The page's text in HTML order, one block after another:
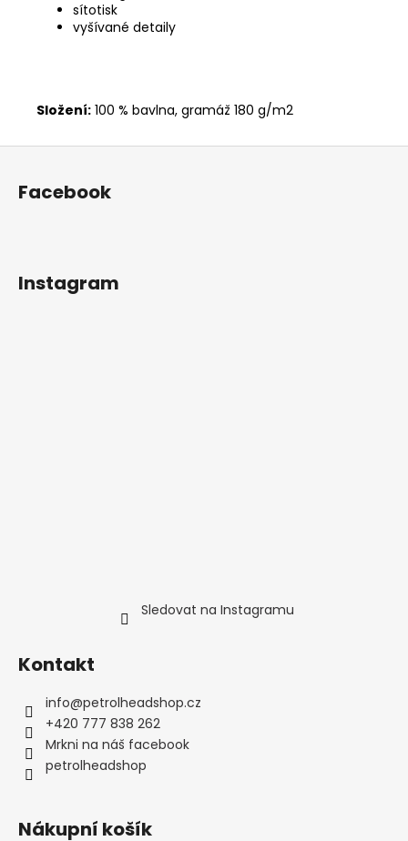
sítotisk
vyšívané detaily
Složení: 100 % bavlna, gramáž 180 g/m2
Z
Facebook
Instagram
Sledovat na Instagramu
Kontakt
info@petrolheadshop.cz
+420 777 838 262
Mrkni na náš facebook
petrolheadshop
Nákupní košík